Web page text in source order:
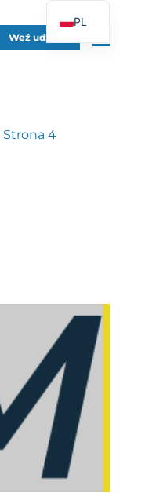
Weź udział
Strona 4
PL
FR